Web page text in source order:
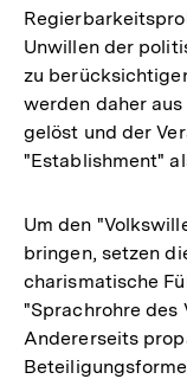
Unwillen der
zu
werden daher
gelöst und der
"Establishment"
Um den
bringen, setzen
charismatische
"Sprachrohre des
Andererseits